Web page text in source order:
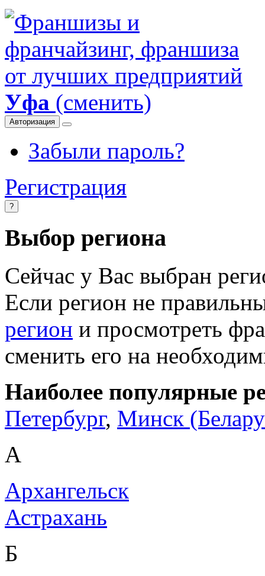
Уфа (сменить)
Авторизация
Забыли пароль?
Регистрация
?
Выбор региона
Сейчас у Вас выбран
Если регион не
регион и просмотреть
сменить его на
Наиболее популярные
Петербург, Минск
А
Архангельск
Астрахань
Б